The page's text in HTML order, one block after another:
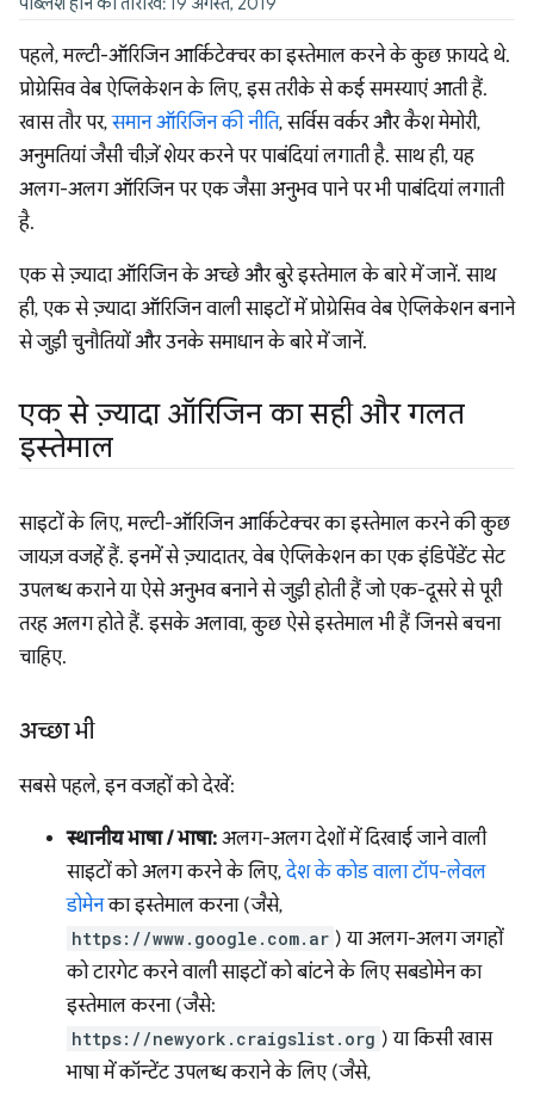
पहले, मल्टी-ऑरिजिन आर्किटेक्चर का इस्तेमाल करने के कुछ फ़ायदे थे.
प्रोग्रेसिव वेब ऐप्लिकेशन के लिए, इस तरीके से कई समस्याएं आती हैं.
खास तौर पर,समान ऑरिजिन की नीति, सर्विस वर्कर और कैश मेमोरी,
अनुमतियां जैसी चीज़ें शेयर करने पर पाबंदियां लगाती है. साथ ही, यह
अलग-अलग ऑरिजिन पर एक जैसा अनुभव पाने पर भी पाबंदियां लगाती
है.
एक से ज़्यादा ऑरिजिन के अच्छे और बुरे इस्तेमाल के बारे में जानें. साथ
ही, एक से ज़्यादा ऑरिजिन वाली साइटों में प्रोग्रेसिव वेब ऐप्लिकेशन बनाने
से जुड़ी चुनौतियों और उनके समाधान के बारे में जानें.
एक से ज़्यादा ऑरिजिन का सही और गलत
इस्तेमाल
साइटों के लिए, मल्टी-ऑरिजिन आर्किटेक्चर का इस्तेमाल करने की कुछ
जायज़ वजहें हैं. इनमें से ज़्यादातर, वेब ऐप्लिकेशन का एक इंडिपेंडेंट सेट
उपलब्ध कराने या ऐसे अनुभव बनाने से जुड़ी होती हैं जो एक-दूसरे से पूरी
तरह अलग होते हैं. इसके अलावा, कुछ ऐसे इस्तेमाल भी हैं जिनसे बचना
चाहिए.
अच्छा भी
सबसे पहले, इन वजहों को देखें:
स्थानीय भाषा / भाषा: अलग-अलग देशों में दिखाई जाने वाली
साइटों को अलग करने के लिए,देश के कोड वाला टॉप-लेवल
डोमेनका इस्तेमाल करना (जैसे,
https://www.google.com.ar ) या अलग-अलग जगहों
को टारगेट करने वाली साइटों को बांटने के लिए सबडोमेन का
इस्तेमाल करना (जैसे:
https://newyork.craigslist.org ) या किसी खास
भाषा में कॉन्टेंट उपलब्ध कराने के लिए (जैसे,